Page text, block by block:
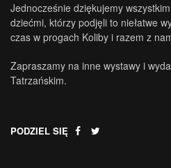
Jednocześnie dziękujemy
dziećmi, którzy podjęli to niełatwe
czas w progach Koliby i razem z
Zapraszamy na inne wystawy i
Tatrzańskim.
PODZIEL SIĘ